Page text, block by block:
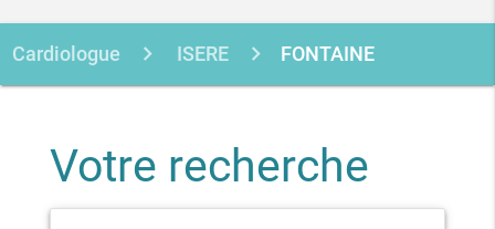
Cardiologue ISERE FONTAINE
Votre recherche